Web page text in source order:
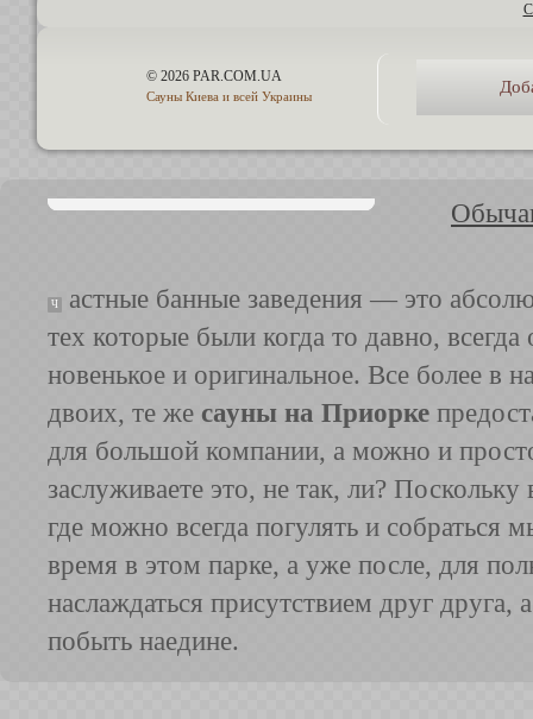
© 2026 PAR.COM.UA
Сауны Киева и всей Украины
Ч
астные банные заведения — это
тех которые были когда то давно,
новенькое и оригинальное. Все более в
двоих, те же сауны на Приорке
для большой компании, а можно и
заслуживаете это, не так, ли?
где можно всегда погулять и собраться
время в этом парке, а уже после, для
наслаждаться присутствием друг
побыть наедине.